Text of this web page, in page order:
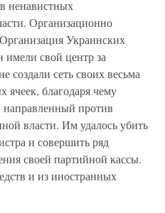
ненавистных
Организационно
Украинских
свой центр за
создали сеть своих весьма
благодаря чему
против
власти. Им удалось убить
и совершить ряд
своей партийной кассы.
и из иностранных